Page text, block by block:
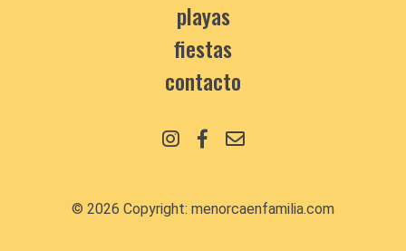
playas
fiestas
contacto
© 2026 Copyright: menorcaenfamilia.com